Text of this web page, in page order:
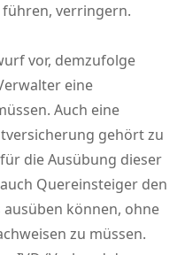
verringern.
vor, demzufolge
eine
Auch eine
gehört zu
die Ausübung dieser
Quereinsteiger den
können, ohne
zu müssen.